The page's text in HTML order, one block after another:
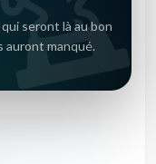
seront là au bon
auront manqué.